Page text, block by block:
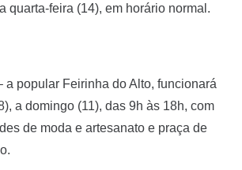
quarta-feira (14), em horário normal.
a popular Feirinha do Alto, funcionará
a domingo (11), das 9h às 18h, com
de moda e artesanato e praça de